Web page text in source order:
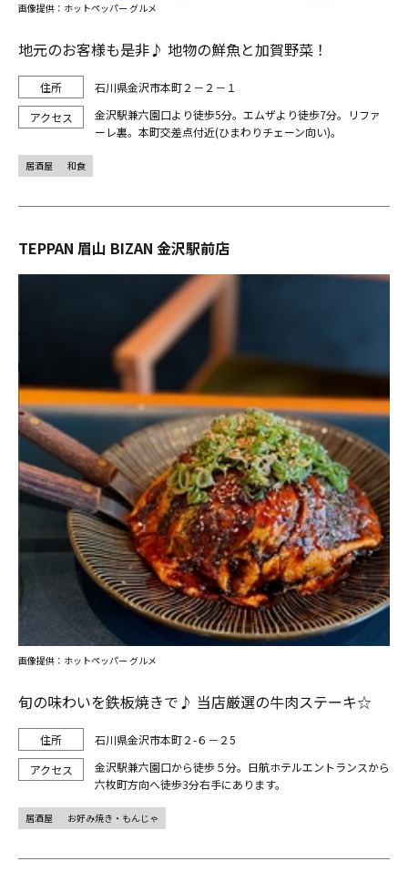
地元のお客様も是非♪ 地物の鮮魚と加賀野菜！
石川県金沢市本町２－２－１
金沢駅兼六園口より徒歩5分。エムザより徒歩7分。リファ
ーレ裏。本町交差点付近(ひまわりチェーン向い)。
画像提供：ホットペッパー グルメ
居酒屋 和食
TEPPAN 眉山 BIZAN 金沢駅前店
旬の味わいを鉄板焼きで♪ 当店厳選の牛肉ステーキ☆
石川県金沢市本町２-６－２5
金沢駅兼六園口から徒歩５分。日航ホテルエントランスから
六枚町方向へ徒歩3分右手にあります。
画像提供：ホットペッパー グルメ
居酒屋 お好み焼き・もんじゃ